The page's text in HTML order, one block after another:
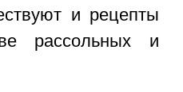
и рецепты
рассольных и